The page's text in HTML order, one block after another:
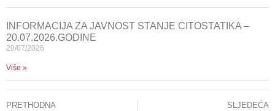
INFORMACIJA ZA JAVNOST STANJE CITOSTATIKA –
20.07.2026.GODINE
20/07/2026
Više »
PRETHODNA SLJEDEĆA